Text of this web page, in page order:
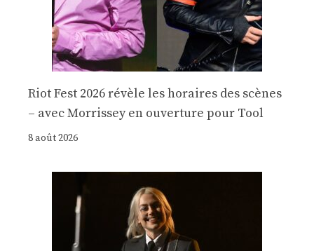
Riot Fest 2026 révèle les horaires des scènes
– avec Morrissey en ouverture pour Tool
8 août 2026